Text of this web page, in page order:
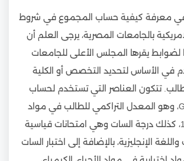
في معرفة كيفية حساب المجموع في شروط
بالجامعات المصرية، يرجى العلم أن
لضوابط يقرها المجلس الأعلى للجامعات
في الأساس لتحديد التخصص أو الكلية
تتكون العناصر التي تستخدم لحساب
المجموع من GPA، وهو المعدل التراكمي للطالب في مواد
الصف 10، 11 و 12، كذلك درجة السات وهي امتحانات قياسية
الإنجليزية، بالإضافة إلى اختبار السات